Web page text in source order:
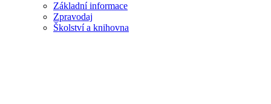
Základní informace
Zpravodaj
Školství a knihovna